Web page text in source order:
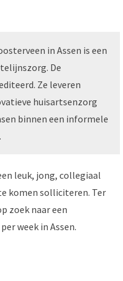
in Assen is een
De
Ze leveren
huisartsenzorg
binnen een informele
leuk, jong, collegiaal
komen solliciteren. Ter
zoek naar een
week in Assen.